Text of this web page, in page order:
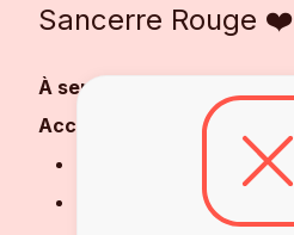
Sancerre Rouge ❤️
À servir :
Accords :